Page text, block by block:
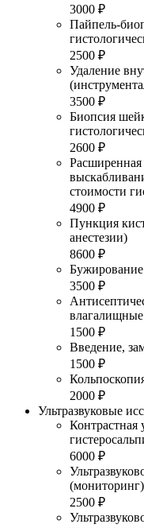
3000 ₽
Пайпель-
2500 ₽
Удаление
3500 ₽
Биопсия
2600 ₽
стоимости
4900 ₽
Пункция
анестезии)
8600 ₽
Бужирование
3500 ₽
1500 ₽
Введение,
1500 ₽
2000 ₽
Ультразвуковые
Контрастная
6000 ₽
(мониторинг)
2500 ₽